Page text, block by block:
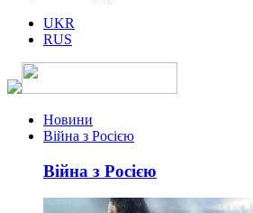
UKR
RUS
Новини
Війна з Росією
Війна з Росією